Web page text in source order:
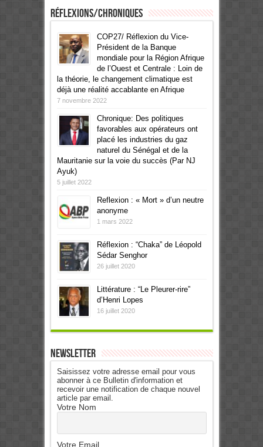
Réflexions/Chroniques
COP27/ Réflexion du Vice-
Président de la Banque
mondiale pour la Région Afrique
de l’Ouest et Centrale : Loin de
la théorie, le changement climatique est
déjà une réalité accablante en Afrique
7 novembre 2022
Chronique: Des politiques
favorables aux opérateurs ont
placé les industries du gaz
naturel du Sénégal et de la
Mauritanie sur la voie du succès (Par NJ
Ayuk)
5 juillet 2022
Reflexion : « Mort » d’un neutre
anonyme
1 mars 2022
Réflexion : “Chaka” de Léopold
Sédar Senghor
26 juillet 2020
Littérature : “Le Pleurer-rire”
d’Henri Lopes
16 juillet 2020
Newsletter
Saisissez votre adresse email pour vous
abonner à ce Bulletin d'information et
recevoir une notification de chaque nouvel
article par email.
Votre Nom
Votre Email